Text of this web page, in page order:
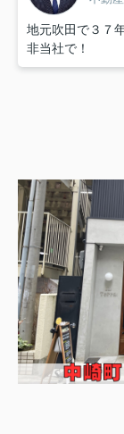
地元吹田で３７
非当社で！